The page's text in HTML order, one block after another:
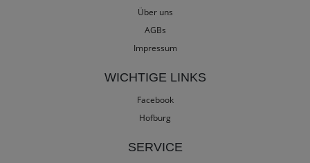
Über uns
AGBs
Impressum
WICHTIGE LINKS
Facebook
Hofburg
SERVICE